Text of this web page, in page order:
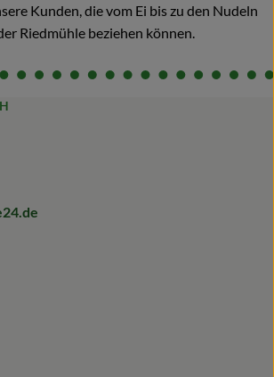
Kunden, die vom Ei bis zu den Nudeln
Riedmühle beziehen können.